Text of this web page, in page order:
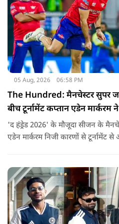
05 Aug, 2026 06:58 PM
The Hundred: मैनचेस्टर सुपर
बीच टूर्नामेंट कप्तान एडेन मार्करम
'द हंड्रेड 2026' के मौजूदा सीजन के
एडेन मार्करम निजी कारणों से टूर्नामेंट